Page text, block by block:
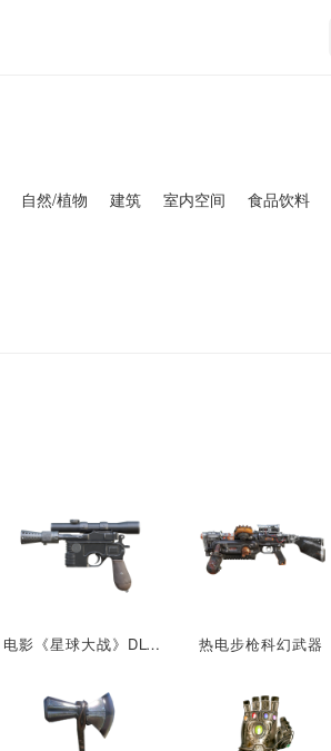
自然/植物 建筑 室内空间 食品饮料
电影《星球大战》DL-44重型爆能手枪 热电步枪科幻武器